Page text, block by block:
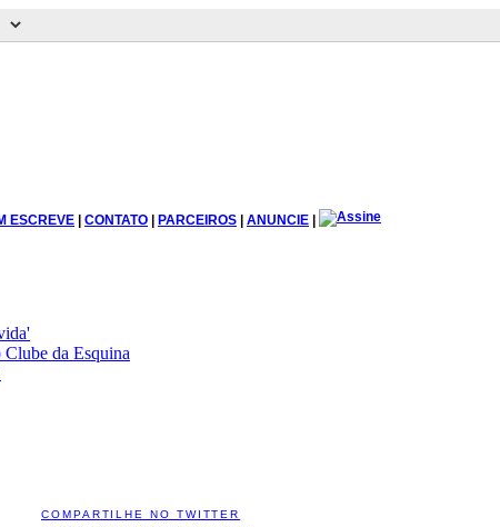
ESCREVE | CONTATO | PARCEIROS | ANUNCIE |
da Esquina
COMPARTILHE NO TWITTER